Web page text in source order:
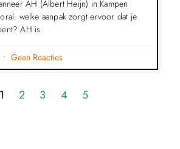
AH (Albert Heijn) in Kampen
welke aanpak zorgt ervoor dat je
AH is
Geen Reacties
1 2 3 4 5